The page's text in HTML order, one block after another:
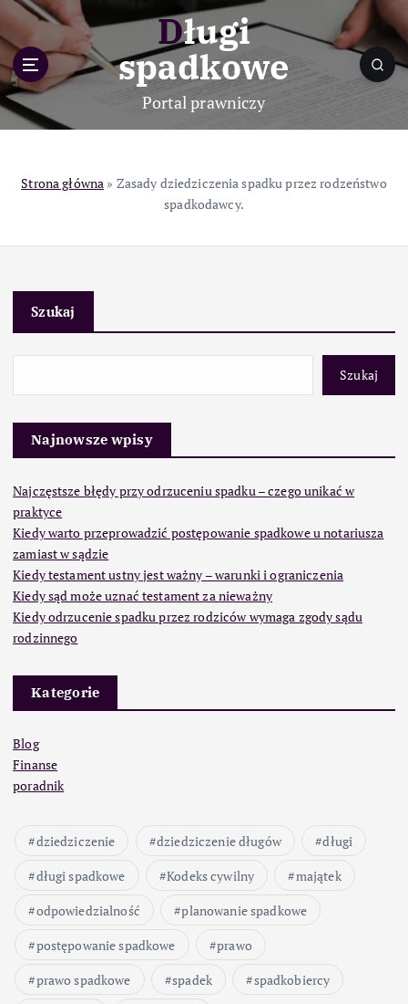
p
o
c
Długi
spadkowe
Portal prawniczy
Strona główna » Zasady dziedziczenia spadku przez rodzeństwo
spadkodawcy.
Szukaj
Szukaj
Najnowsze wpisy
Najczęstsze błędy przy odrzuceniu spadku – czego unikać w
praktyce
Kiedy warto przeprowadzić postępowanie spadkowe u notariusza
zamiast w sądzie
Kiedy testament ustny jest ważny – warunki i ograniczenia
Kiedy sąd może uznać testament za nieważny
Kiedy odrzucenie spadku przez rodziców wymaga zgody sądu
rodzinnego
Kategorie
Blog
Finanse
poradnik
dziedziczenie dziedziczenie długów
długi
długi spadkowe
Kodeks cywilny
majątek
odpowiedzialność
planowanie spadkowe
postępowanie spadkowe
prawo
prawo spadkowe
spadek
spadkobiercy